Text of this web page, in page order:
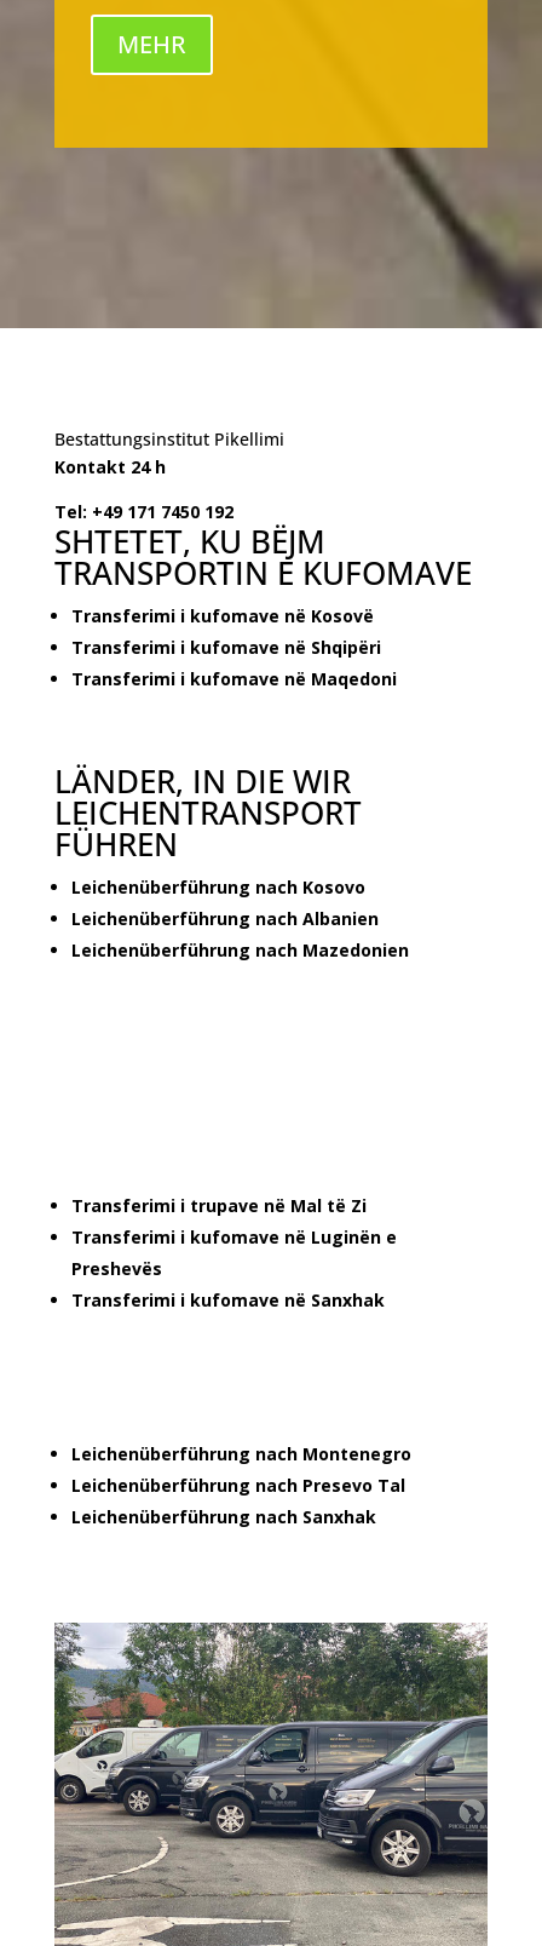
MEHR
Bestattungsinstitut Pikellimi
Kontakt 24 h
Tel: +49 171 7450 192
SHTETET, KU BËJM
TRANSPORTIN E KUFOMAVE
Transferimi i kufomave në Kosovë
Transferimi i kufomave në Shqipëri
Transferimi i kufomave në Maqedoni
LÄNDER, IN DIE WIR
LEICHENTRANSPORT
FÜHREN
Leichenüberführung nach Kosovo
Leichenüberführung nach Albanien
Leichenüberführung nach Mazedonien
Transferimi i trupave në Mal të Zi
Transferimi i kufomave në Luginën e
Preshevës
Transferimi i kufomave në Sanxhak
Leichenüberführung nach Montenegro
Leichenüberführung nach Presevo Tal
Leichenüberführung nach Sanxhak